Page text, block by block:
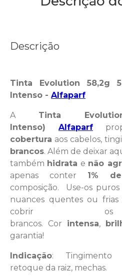
Descrição
Tinta Evolution 58,2g
Intenso - Alfaparf
A Tinta
Intenso) Alfaparf
cobertura aos cabelos,
brancos. Além de deixar
também hidrata e não
apenas conter 1%
composição. Use-os
nuances quentes ou frias
cobrir os
brancos. Cor intensa,
garantia!
Indicação: Tingimento
retoque da raiz, mechas.